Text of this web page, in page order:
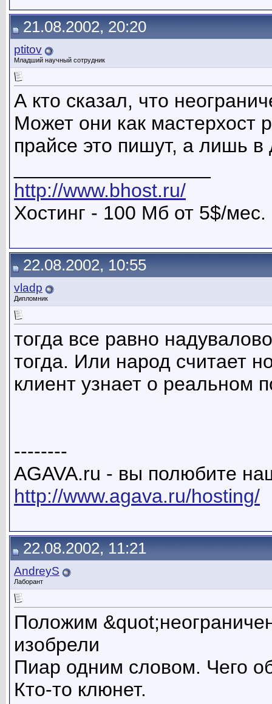
21.08.2002, 20:20
ptitov
Младший научный сотрудник
А кто сказал, что
Может они как мастерхост
прайсе это пишут, а лишь в
http://www.bhost.ru/
Хостинг - 100 Мб от 5$/мес.
22.08.2002, 10:55
vladp
Дипломник
тогда все равно
тогда. Или народ считает
клиент узнает о реальном
--------
AGAVA.ru - вы полюбите
http://www.agava.ru/hosting/
22.08.2002, 11:21
AndreyS
Лаборант
Положим
изобрели
Пиар одним словом. Чего
Кто-то клюнет.